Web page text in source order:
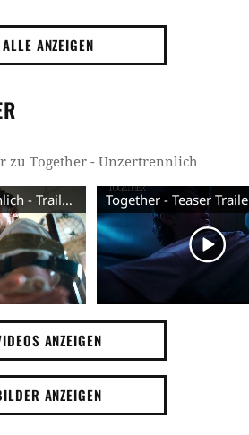
Landleben Umzug
Böse Macht Sturm
Übernatürliche Kräfte
ALLE ANZEIGEN
zu Together - Unzertrennlich
Together: Unzertrennlich - Trailer (Deutsch) HD
ANZEIGEN
ANZEIGEN